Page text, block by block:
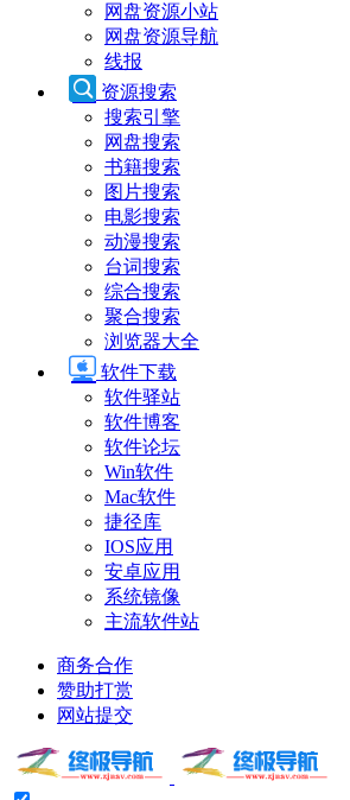
网盘资源小站
网盘资源导航
线报
资源搜索
搜索引擎
网盘搜索
书籍搜索
图片搜索
电影搜索
动漫搜索
台词搜索
综合搜索
聚合搜索
浏览器大全
软件下载
软件驿站
软件博客
软件论坛
Win软件
Mac软件
捷径库
IOS应用
安卓应用
系统镜像
主流软件站
商务合作
赞助打赏
网站提交